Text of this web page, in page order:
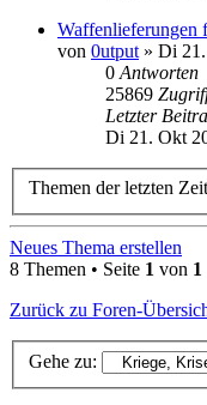
Waffenlieferungen
von 0utput » Di
0 Antworten
25869
Letzter
Di 21. Okt
Themen der letzten
Neues Thema erstellen
8 Themen • Seite 1 von 1
Zurück zu Foren-
Gehe zu: